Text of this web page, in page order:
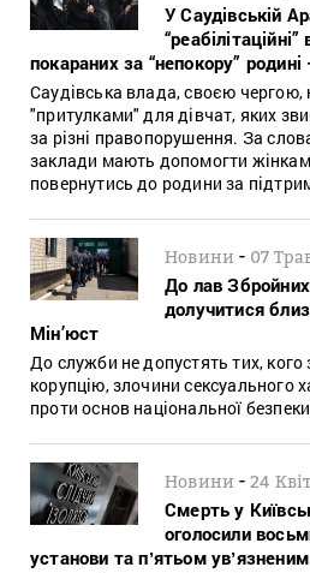
У Саудівській
покараних за “непокору”
Саудівська влада, своєю чергою,
"притулками" для дівчат, яких
за різні правопорушення. За
заклади мають допомогти
повернутись до родини за
Новини - 07
До лав
долучитися
Мін’юст
До служби не допустять тих,
корупцію, злочини сексуального
проти основ національної
Новини -24
Смерть у
оголосили
установи та пʼятьом увʼязненим